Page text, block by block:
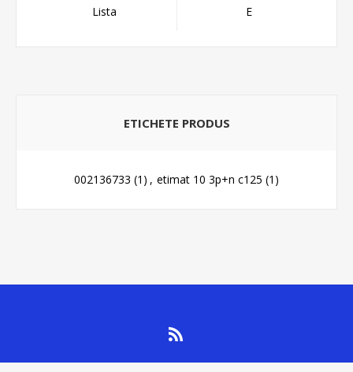
Lista E
ETICHETE PRODUS
002136733 (1) , etimat 10 3p+n c125 (1)